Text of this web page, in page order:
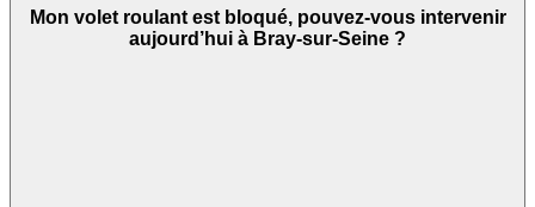
Mon volet roulant est bloqué, pouvez-vous intervenir
aujourd’hui à Bray-sur-Seine ?